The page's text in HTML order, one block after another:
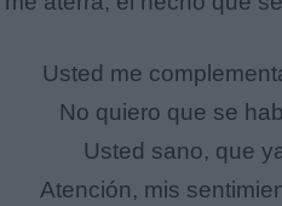
Usted me
No quiero que se
Usted sano, que
Atención, mis